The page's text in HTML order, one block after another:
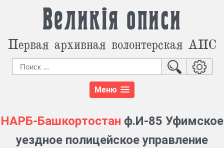
Великія описи
Первая архивная волонтерская АИС
Меню
НАРБ-Башкортостан ф.И-85 Уфимское
уездное полицейское управление